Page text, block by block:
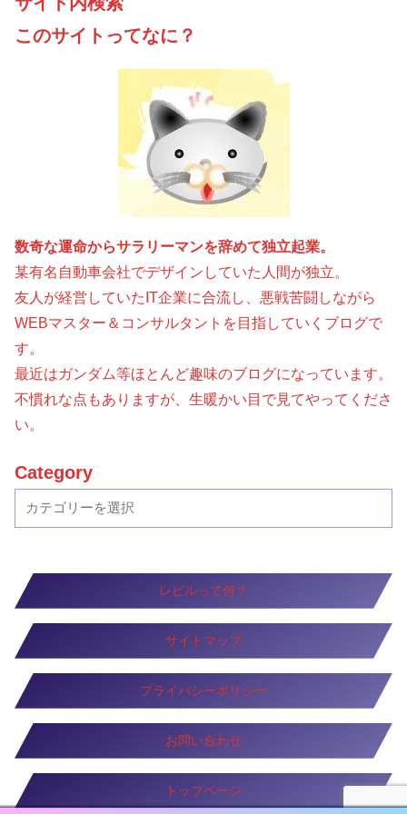
このサイトってなに？
数奇な運命からサラリーマンを辞めて独立起業。
某有名自動車会社でデザインしていた人間が独立。
友人が経営していたIT企業に合流し、悪戦苦闘しながら
WEBマスター＆コンサルタントを目指していくブログで
す。
最近はガンダム等ほとんど趣味のブログになっています。
不慣れな点もありますが、生暖かい目で見てやってくださ
い。
Category
レビルって何？
サイトマップ
プライバシーポリシー
お問い合わせ
トップページ